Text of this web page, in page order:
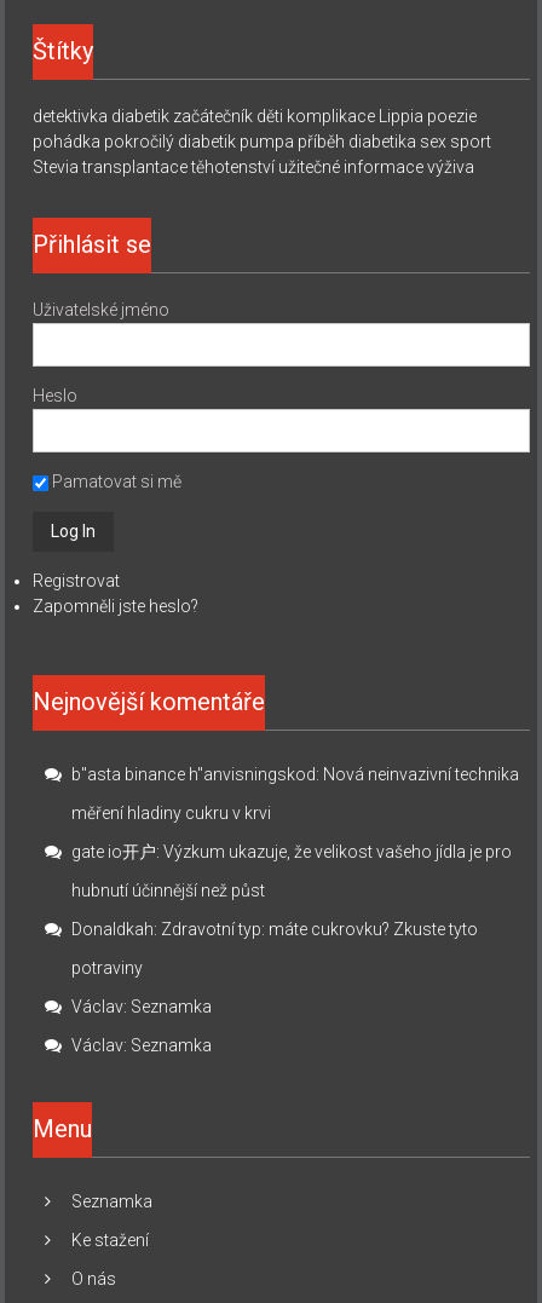
Štítky
detektivka diabetik začátečník děti komplikace Lippia poezie
pohádka pokročilý diabetik pumpa příběh diabetika sex sport
Stevia transplantace těhotenství užitečné informace výživa
Přihlásit se
Uživatelské jméno
Heslo
Pamatovat si mě
Registrovat
Zapomněli jste heslo?
Nejnovější komentáře
b"asta binance h"anvisningskod: Nová neinvazivní technika
měření hladiny cukru v krvi
gate io开户:Výzkum ukazuje, že velikost vašeho jídla je pro
hubnutí účinnější než půst
Donaldkah: Zdravotní typ: máte cukrovku? Zkuste tyto
potraviny
Václav: Seznamka
Václav: Seznamka
Menu
Seznamka
Ke stažení
O nás